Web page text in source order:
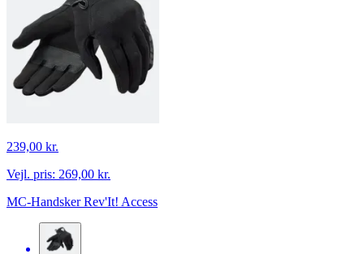
239,00 kr.
Vejl. pris: 269,00 kr.
MC-Handsker Rev'It! Access